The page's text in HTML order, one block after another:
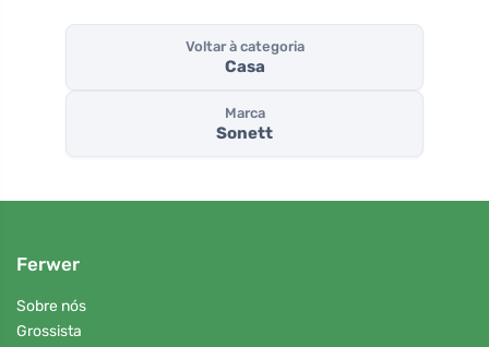
Voltar à categoria
Casa
Marca
Sonett
Ferwer
Sobre nós
Grossista